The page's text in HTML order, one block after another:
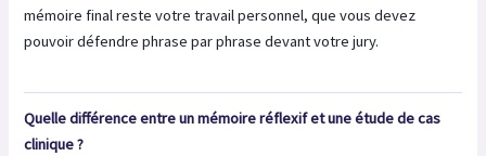
mémoire final reste votre travail personnel, que vous devez
pouvoir défendre phrase par phrase devant votre jury.
Quelle différence entre un mémoire réflexif et une étude de cas
clinique ?